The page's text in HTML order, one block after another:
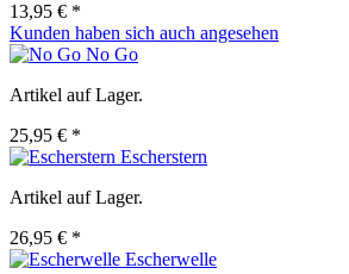
13,95 € *
Kunden haben sich auch angesehen
No Go
Artikel auf Lager.
25,95 € *
Escherstern
Artikel auf Lager.
26,95 € *
Escherwelle